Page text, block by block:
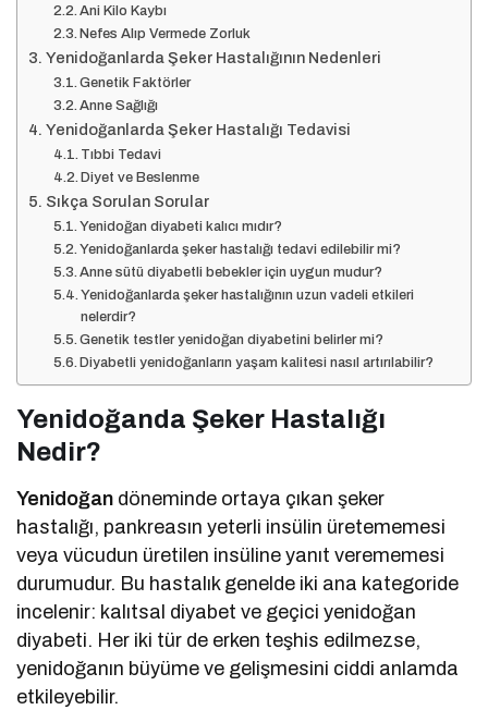
Ani Kilo Kaybı
Nefes Alıp Vermede Zorluk
Yenidoğanlarda Şeker Hastalığının Nedenleri
Genetik Faktörler
Anne Sağlığı
Yenidoğanlarda Şeker Hastalığı Tedavisi
Tıbbi Tedavi
Diyet ve Beslenme
Sıkça Sorulan Sorular
Yenidoğan diyabeti kalıcı mıdır?
Yenidoğanlarda şeker hastalığı tedavi edilebilir mi?
Anne sütü diyabetli bebekler için uygun mudur?
Yenidoğanlarda şeker hastalığının uzun vadeli etkileri
nelerdir?
Genetik testler yenidoğan diyabetini belirler mi?
Diyabetli yenidoğanların yaşam kalitesi nasıl artırılabilir?
Yenidoğanda Şeker Hastalığı
Nedir?
Yenidoğan döneminde ortaya çıkan şeker
hastalığı, pankreasın yeterli insülin üretememesi
veya vücudun üretilen insüline yanıt verememesi
durumudur. Bu hastalık genelde iki ana kategoride
incelenir: kalıtsal diyabet ve geçici yenidoğan
diyabeti. Her iki tür de erken teşhis edilmezse,
yenidoğanın büyüme ve gelişmesini ciddi anlamda
etkileyebilir.